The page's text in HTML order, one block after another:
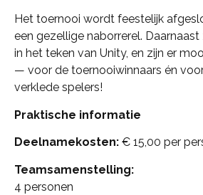
Het toernooi wordt feestelijk
een gezellige naborrerel. Daarnaast
in het teken van Unity, en zijn er
— voor de toernooiwinnaars én
verklede spelers!
Praktische informatie
Deelnamekosten: € 15,00 per
Teamsamenstelling:
4 personen